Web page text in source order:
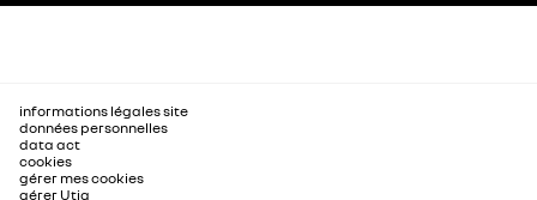
informations légales site
données personnelles
data act
cookies
gérer mes cookies
gérer Utiq